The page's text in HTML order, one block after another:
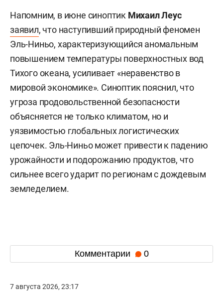
Напомним, в июне синоптик Михаил Леус
заявил, что наступивший природный феномен
Эль-Ниньо, характеризующийся аномальным
повышением температуры поверхностных вод
Тихого океана, усиливает «неравенство в
мировой экономике». Синоптик пояснил, что
угроза продовольственной безопасности
объясняется не только климатом, но и
уязвимостью глобальных логистических
цепочек. Эль-Ниньо может привести к падению
урожайности и подорожанию продуктов, что
сильнее всего ударит по регионам с дождевым
земледелием.
Комментарии 0
7 августа 2026, 23:17